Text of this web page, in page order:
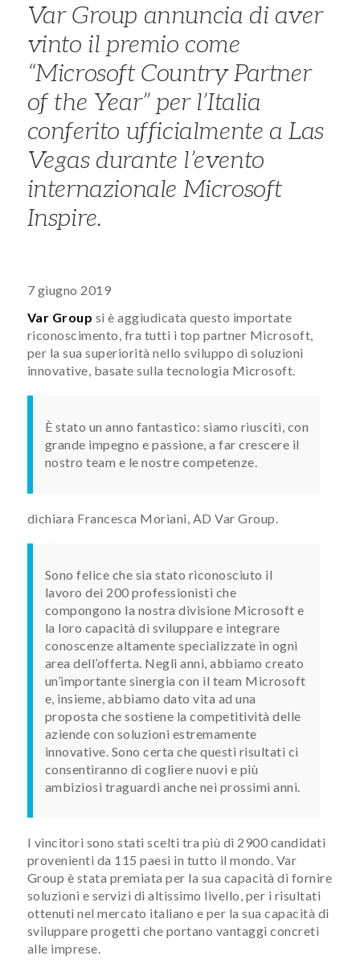
Var Group annuncia di aver
vinto il premio come
“Microsoft Country Partner
of the Year” per l’Italia
conferito ufficialmente a Las
Vegas durante l’evento
internazionale Microsoft
Inspire.
7 giugno 2019
Var Group si è aggiudicata questo importate
riconoscimento, fra tutti i top partner Microsoft,
per la sua superiorità nello sviluppo di soluzioni
innovative, basate sulla tecnologia Microsoft.
È stato un anno fantastico: siamo riusciti, con
grande impegno e passione, a far crescere il
nostro team e le nostre competenze.
dichiara Francesca Moriani, AD Var Group.
Sono felice che sia stato riconosciuto il
lavoro dei 200 professionisti che
compongono la nostra divisione Microsoft e
la loro capacità di sviluppare e integrare
conoscenze altamente specializzate in ogni
area dell’offerta. Negli anni, abbiamo creato
un’importante sinergia con il team Microsoft
e, insieme, abbiamo dato vita ad una
proposta che sostiene la competitività delle
aziende con soluzioni estremamente
innovative. Sono certa che questi risultati ci
consentiranno di cogliere nuovi e più
ambiziosi traguardi anche nei prossimi anni.
I vincitori sono stati scelti tra più di 2900 candidati
provenienti da 115 paesi in tutto il mondo. Var
Group è stata premiata per la sua capacità di fornire
soluzioni e servizi di altissimo livello, per i risultati
ottenuti nel mercato italiano e per la sua capacità di
sviluppare progetti che portano vantaggi concreti
alle imprese.